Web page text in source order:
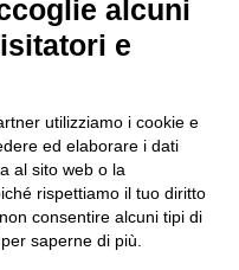
alcuni
e
utilizziamo i cookie e
ed elaborare i dati
al sito web o la
rispettiamo il tuo diritto
consentire alcuni tipi di
saperne di più.